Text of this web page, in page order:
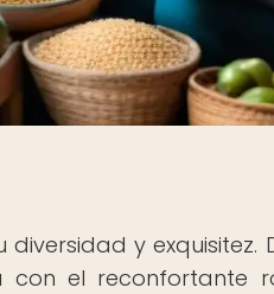
y exquisitez.
con el reconfortante